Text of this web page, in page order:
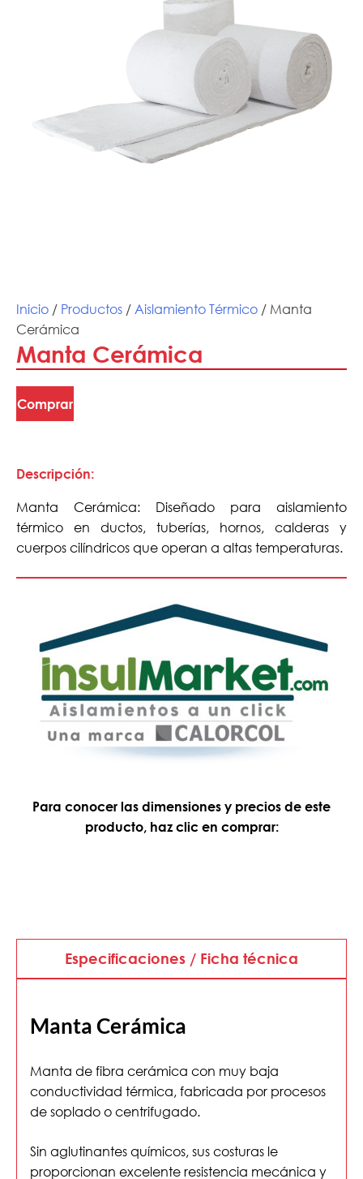
Inicio / Productos / Aislamiento Térmico / Manta
Cerámica
Manta Cerámica
Comprar
Descripción:
Manta Cerámica: Diseñado para aislamiento
térmico en ductos, tuberías, hornos, calderas y
cuerpos cilíndricos que operan a altas temperaturas.
Para conocer las dimensiones y precios de este
producto, haz clic en comprar:
Especificaciones / Ficha técnica
Manta Cerámica
Manta de fibra cerámica con muy baja
conductividad térmica, fabricada por procesos
de soplado o centrifugado.
Sin aglutinantes químicos, sus costuras le
proporcionan excelente resistencia mecánica y